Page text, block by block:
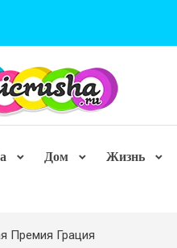
Дом Жизнь
Премия Грация